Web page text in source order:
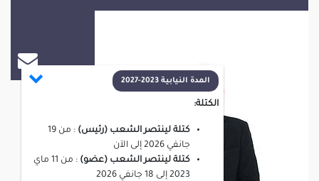
المدة النيابية 2023-2027
الكتلة:
كتلة لينتصر الشعب (رئيس): من19
جانفي 2026
إلىالآن
كتلة لينتصر الشعب (عضو): من
11 ماي
2023 إلى 18 جانفي 2026